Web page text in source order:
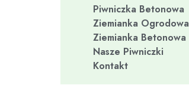
Piwniczka Betonowa
Ziemianka Ogrodowa
Ziemianka Betonowa
Nasze Piwniczki
Kontakt